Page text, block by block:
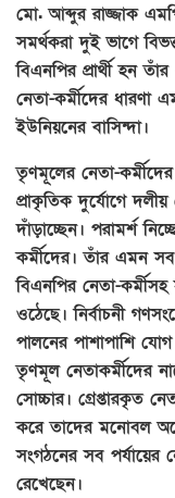
মো. আব্দুর রাজ্জাক
সমর্থকরা দুই ভাগে
বিএনপির প্রার্থী হন
নেতা-কর্মীদের ধারণা
ইউনিয়নের বাসিন্দা।
তৃণমূলের নেতা-
প্রাকৃতিক দুর্যোগে
দাঁড়াচ্ছেন। পরামর্শ
কর্মীদের। তাঁর এমন
বিএনপির নেতা-
ওঠেছে। নির্বাচনী
পালনের পাশাপাশি যোগ
তৃণমূল নেতাকর্মীদের
সোচ্চার। গ্রেপ্তারকৃত
করে তাদের মনোবল
সংগঠনের সব পর্যায়ের
রেখেছেন।